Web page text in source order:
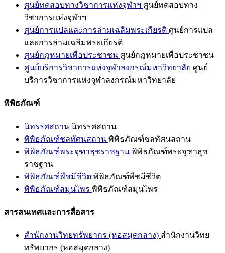
ศูนย์ทดสอบทางวิชาการแห่งจุฬาฯ ศูนย์ทดสอบทาง
วิชาการแห่งจุฬาฯ
ศูนย์การแปลและการล่ามเฉลิมพระเกียรติ ศูนย์การแปล
และการล่ามเฉลิมพระเกียรติ
ศูนย์กฎหมายเพื่อประชาชน ศูนย์กฎหมายเพื่อประชาชน
ศูนย์บริการวิชาการแห่งจุฬาลงกรณ์มหาวิทยาลัย ศูนย์
บริการวิชาการแห่งจุฬาลงกรณ์มหาวิทยาลัย
พิพิธภัณฑ์
นิทรรศสถาน นิทรรศสถาน
พิพิธภัณฑ์ชลทัศนสถาน พิพิธภัณฑ์ชลทัศนสถาน
พิพิธภัณฑ์พระจุฑาธุชราชฐาน พิพิธภัณฑ์พระจุฑาธุช
ราชฐาน
พิพิธภัณฑ์พืชมีชีวิต พิพิธภัณฑ์พืชมีชีวิต
พิพิธภัณฑ์สมุนไพร พิพิธภัณฑ์สมุนไพร
สารสนเทศและการสื่อสาร
สำนักงานวิทยทรัพยากร (หอสมุดกลาง) สำนักงานวิทย
ทรัพยากร (หอสมุดกลาง)